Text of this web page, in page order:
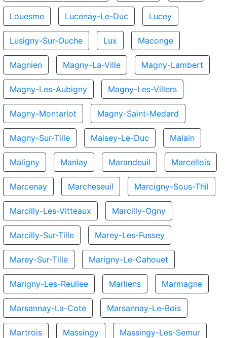
Louesme Lucenay-Le-Duc Lucey
Lusigny-Sur-Ouche Lux Maconge
Magnien Magny-La-Ville Magny-Lambert
Magny-Les-Aubigny Magny-Les-Villers
Magny-Montarlot Magny-Saint-Medard
Magny-Sur-Tille Maisey-Le-Duc Malain
Maligny Manlay Marandeuil Marcellois
Marcenay Marcheseuil Marcigny-Sous-Thil
Marcilly-Les-Vitteaux Marcilly-Ogny
Marcilly-Sur-Tille Marey-Les-Fussey
Marey-Sur-Tille Marigny-Le-Cahouet
Marigny-Les-Reullee Marliens Marmagne
Marsannay-La-Cote Marsannay-Le-Bois
Martrois Massingy Massingy-Les-Semur